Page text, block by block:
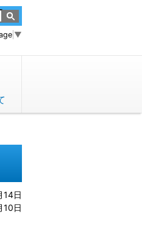
▼
14日
10日